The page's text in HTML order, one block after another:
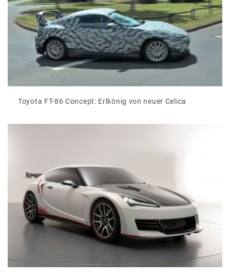
Toyota FT-86 Concept: Erlkönig von neuer Celica